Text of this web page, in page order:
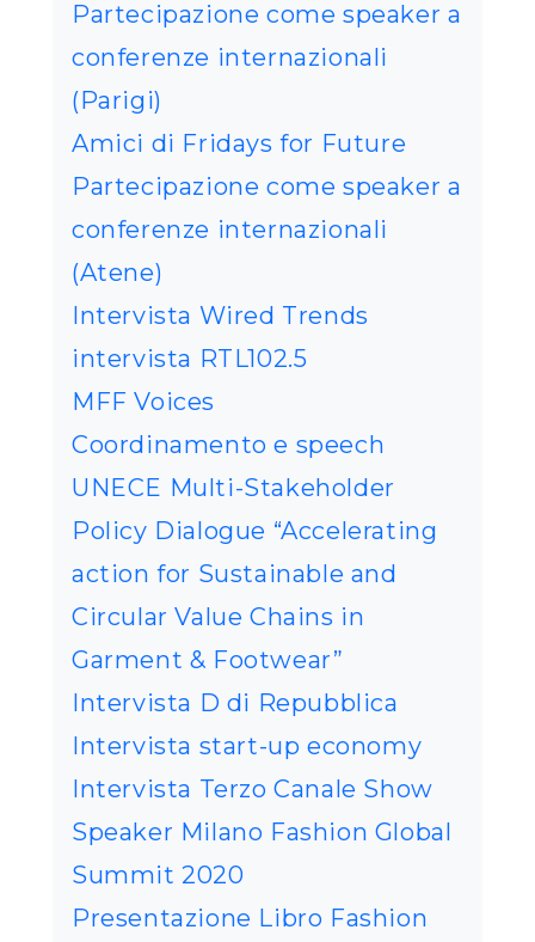
Partecipazione come speaker a
conferenze internazionali
(Parigi)
Amici di Fridays for Future
Partecipazione come speaker a
conferenze internazionali
(Atene)
Intervista Wired Trends
intervista RTL102.5
MFF Voices
Coordinamento e speech
UNECE Multi-Stakeholder
Policy Dialogue “Accelerating
action for Sustainable and
Circular Value Chains in
Garment & Footwear”
Intervista D di Repubblica
Intervista start-up economy
Intervista Terzo Canale Show
Speaker Milano Fashion Global
Summit 2020
Presentazione Libro Fashion